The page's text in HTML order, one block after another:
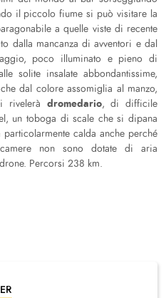
il piccolo fiume si può visitare la
a quelle viste di recente
dalla mancanza di avventori e dal
poco illuminato e pieno di
solite insalate abbondantissime,
dal colore assomiglia al manzo,
rivelerà dromedario, di difficile
un toboga di scale che si dipana
calda anche perché
non sono dotate di aria
Percorsi 238 km.